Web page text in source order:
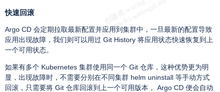
快速回滚
Argo CD 会定期拉取最新配置并应用到集群中，一旦最新的配置导致
应用出现故障，我们则可以用过 Git History 将应用状态快速恢复到上
一个可用状态。
如果有多个 Kubernetes 集群使用同一个 Git 仓库，这种优势更为明
显，出现故障时，不需要分别在不同集群 helm uninstall 等手动方式
回滚，只需要将 Git 仓库回滚到上一个可用版本， Argo CD 便会自动